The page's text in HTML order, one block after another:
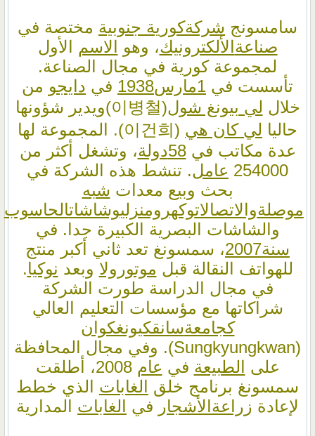
سامسونج شركةكورية جنوبية مختصة في
صناعةالألكترونيك، وهو الاسم الأول
لمجموعة كورية في مجال الصناعة.
تأسست في 1مارس1938 في دايجو من
خلال لي بيونغ شول
(이병철)ويدير شؤونها
حاليا لي كان هي
(이건희). المجموعة لها
عدة مكاتب في58دولة، وتشغل أكثر من
254000 عامل. تنشط هذه الشركة في
بحث وبيع معدات شبه
موصلةوالاتصالاتوكهرومنزليوشاشاتالحاسوب
والشاشات البصرية الكبيرة جدا. في
سنة2007، سمسونغ تعد ثاني أكبر منتج
للهواتف النقالة قبل موتورولا وبعد نوكيا.
في مجال الدراسة طورت الشركة
شراكاتها مع مؤسسات التعليم العالي
كجامعةسانقكيونغكوان
(Sungkyungkwan). وفي مجال المحافظة
على الطبيعة في عام
2008، أطلقت
سمسونغ برنامج خلق الغابات الذي خطط
لإعادة زراعةالأشجار في الغابات المدارية